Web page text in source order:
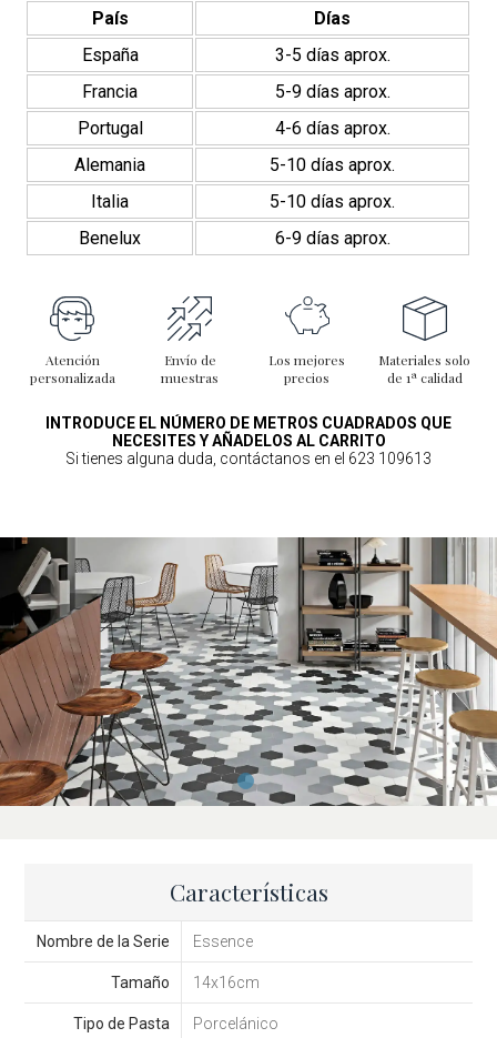
País
Días
España
3-5 días aprox.
Francia
5-9 días aprox.
Portugal
4-6 días aprox.
Alemania
5-10 días aprox.
Italia
5-10 días aprox.
Benelux
6-9 días aprox.
Atención
personalizada
Envío de
muestras
Los mejores
precios
Materiales solo
de 1ª calidad
INTRODUCE EL NÚMERO DE METROS CUADRADOS QUE
NECESITES Y AÑADELOS AL CARRITO
Si tienes alguna duda, contáctanos en el 623 109613
Características
Nombre de la Serie Essence
Tamaño 14x16cm
Tipo de Pasta Porcelánico